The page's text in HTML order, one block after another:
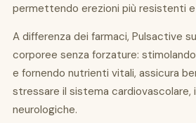
permettendo erezioni più resistenti e
A differenza dei farmaci, Pulsactive
corporee senza forzature:
e fornendo nutrienti vitali, assicura
stressare il sistema cardiovascolare,
neurologiche.